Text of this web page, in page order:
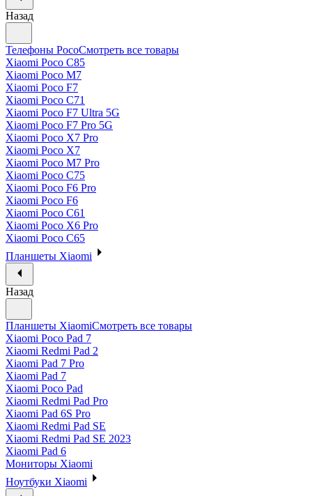
Назад
Телефоны PocoСмотреть все товары
Xiaomi Poco C85
Xiaomi Poco M7
Xiaomi Poco F7
Xiaomi Poco C71
Xiaomi Poco F7 Ultra 5G
Xiaomi Poco F7 Pro 5G
Xiaomi Poco X7 Pro
Xiaomi Poco X7
Xiaomi Poco M7 Pro
Xiaomi Poco C75
Xiaomi Poco F6 Pro
Xiaomi Poco F6
Xiaomi Poco C61
Xiaomi Poco X6 Pro
Xiaomi Poco C65
Планшеты Xiaomi
Назад
Планшеты XiaomiСмотреть все товары
Xiaomi Poco Pad 7
Xiaomi Redmi Pad 2
Xiaomi Pad 7 Pro
Xiaomi Pad 7
Xiaomi Poco Pad
Xiaomi Redmi Pad Pro
Xiaomi Pad 6S Pro
Xiaomi Redmi Pad SE
Xiaomi Redmi Pad SE 2023
Xiaomi Pad 6
Мониторы Xiaomi
Ноутбуки Xiaomi